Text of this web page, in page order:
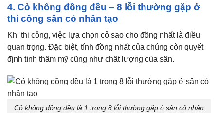
4. Cỏ không đồng đều – 8 lỗi thường gặp ở
thi công sân cỏ nhân tạo
Khi thi công, việc lựa chọn cỏ sao cho đồng nhất là điều
quan trọng. Đặc biệt, tính đồng nhất của chúng còn quyết
định tính thẩm mỹ cũng như chất lượng của sân.
Cỏ không đồng đều là 1 trong 8 lỗi thường gặp ở sân cỏ nhân